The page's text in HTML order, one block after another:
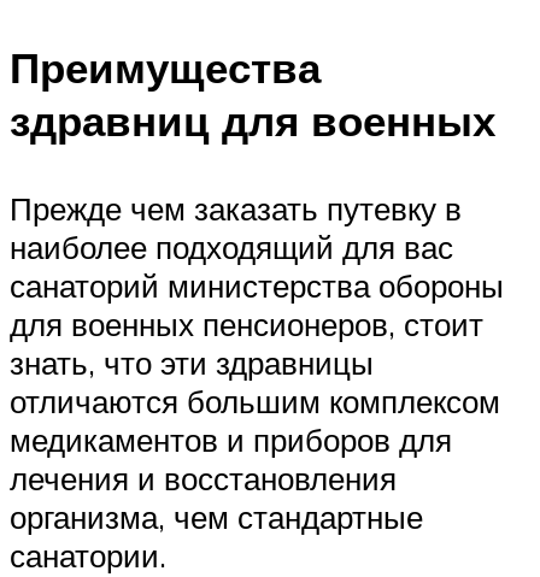
Преимущества
здравниц для военных
Прежде чем заказать путевку в
наиболее подходящий для вас
санаторий министерства обороны
для военных пенсионеров, стоит
знать, что эти здравницы
отличаются большим комплексом
медикаментов и приборов для
лечения и восстановления
организма, чем стандартные
санатории.